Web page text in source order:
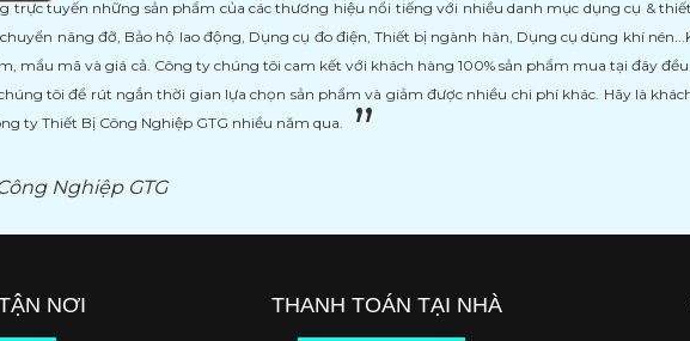
trực tuyến những sản phẩm của các thương hiệu nổi tiếng với nhiều danh mục dụng cụ &
nâng đỡ, Bảo hộ lao động, Dụng cụ đo điện, Thiết bị ngành hàn, Dụng cụ dùng khí
mẩu mã và giá cả. Công ty chúng tôi cam kết với khách hàng 100% sản phẩm mua tại đây
tôi để rút ngắn thời gian lựa chọn sản phẩm và giảm được nhiều chi phí khác. Hãy là
ty Thiết Bị Công Nghiệp GTG nhiều năm qua.
Nghiệp GTG
NƠI THANH TOÁN TẠI NHÀ